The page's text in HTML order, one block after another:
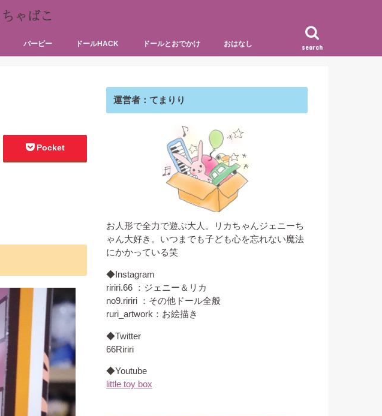
search
バービー ドールHACK ドールとおでかけ おはなし
Pocket
運営者：てまりり
お人形で全力で遊ぶ大人。リカちゃんジェニーち
ゃん大好き。いつまでも子ども心を忘れない魔法
にかかっている笑
◆Instagram
ririri.66 ：ジェニー＆リカ
no9.ririri ：その他ドール全般
ruri_artwork：お絵描き
◆Twitter
66Ririri
◆Youtube
little toy box